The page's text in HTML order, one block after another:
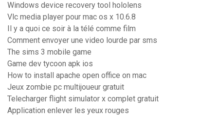
Windows device recovery tool hololens
Vlc media player pour mac os x 10.6.8
Il y a quoi ce soir à la télé comme film
Comment envoyer une video lourde par sms
The sims 3 mobile game
Game dev tycoon apk ios
How to install apache open office on mac
Jeux zombie pc multijoueur gratuit
Telecharger flight simulator x complet gratuit
Application enlever les yeux rouges